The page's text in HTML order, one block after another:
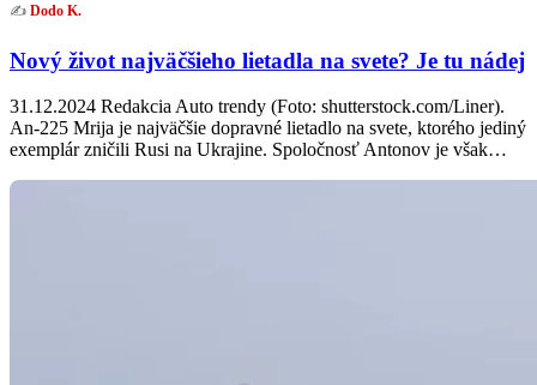
✍️ Dodo K.
Nový život najväčšieho lietadla na svete? Je tu nádej
31.12.2024 Redakcia Auto trendy (Foto: shutterstock.com/Liner).
An-225 Mrija je najväčšie dopravné lietadlo na svete, ktorého jediný
exemplár zničili Rusi na Ukrajine. Spoločnosť Antonov je však…